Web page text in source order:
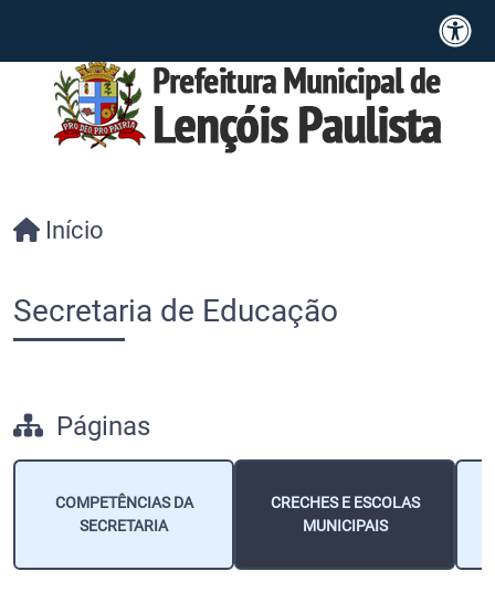
Início
Secretaria de Educação
Páginas
COMPETÊNCIAS DA
SECRETARIA
CRECHES E ESCOLAS
MUNICIPAIS